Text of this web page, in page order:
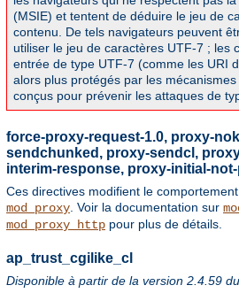
(MSIE) et tentent de déduire le jeu de
contenu. De tels navigateurs peuvent
utiliser le jeu de caractères UTF-7 ; les
entrée de type UTF-7 (comme les URI
alors plus protégés par les
conçus pour prévenir les attaques de
force-proxy-request-1.0, proxy-
sendchunked, proxy-sendcl,
interim-response, proxy-initial-
Ces directives modifient le
mod_proxy . Voir la documentation sur
mod_proxy_http pour plus de détails.
ap_trust_cgilike_cl
Disponible à partir de la version 2.4.59